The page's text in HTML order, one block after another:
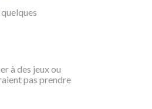
à des jeux ou
pas prendre